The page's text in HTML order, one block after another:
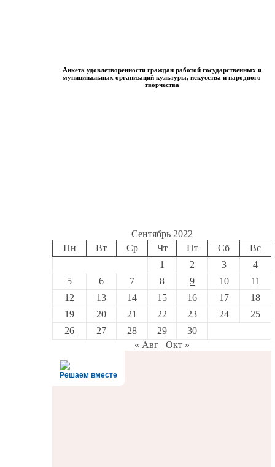
Анкета удовлетворенности граждан работой государственных и
муниципальных организаций культуры, искусства и народного
творчества
Сентябрь 2022
Пн
Вт Ср Чт Пт Сб
Вс
1
2 3
4
5
6 7 8 9 10
11
12
13 14 15 16 17
18
19
20 21 22 23 24
25
26
27 28 29
30
« Авг
Окт »
Решаем вместе